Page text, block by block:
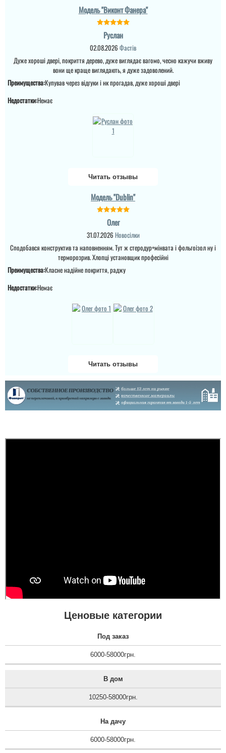
Шукали по ціні щоб були
Игорь
Дорого, но качественно.
Модель "Виконт Фанера"
Руслан
02.08.2026 Фастів
Дуже хороші двері, покриття дерево, дуже виглядає вагомо, чесно кажучи вживу
вони ще краще виглядають, я дуже задоволений.
Преимущества:Купував через відгуки і нк прогадав, дуже хороші двері
Недостатки:Немає
Читать отзывы
Модель "Dublin"
Олег
31.07.2026 Новосілки
Сподобався конструктив та наповненням. Тут ж стеродур+мінвата і фольгоізол ну і
терморозрив. Хлопці установщик професійні
Преимущества:Класне надійне покриття, раджу
Недостатки:Немає
Читать отзывы
Ценовые категории
Под заказ
6000-58000грн.
В дом
10250-58000грн.
На дачу
6000-58000грн.